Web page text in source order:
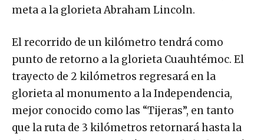
meta a la glorieta Abraham Lincoln.
El recorrido de un kilómetro tendrá como
punto de retorno a la glorieta Cuauhtémoc. El
trayecto de 2 kilómetros regresará en la
glorieta al monumento a la Independencia,
mejor conocido como las “Tijeras”, en tanto
que la ruta de 3 kilómetros retornará hasta la